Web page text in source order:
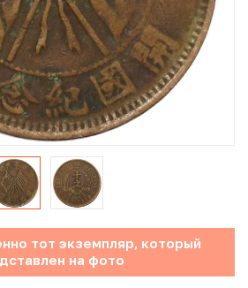
России (с 1999 года)
монеты СССР и России
монет (Unusual)
монеты
тот экземпляр, который
на фото